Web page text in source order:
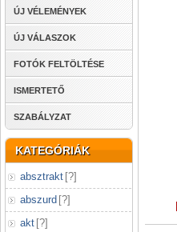
ÚJ VÉLEMÉNYEK
ÚJ VÁLASZOK
FOTÓK FELTÖLTÉSE
ISMERTETŐ
SZABÁLYZAT
KATEGÓRIÁK
absztrakt [?]
abszurd [?]
akt [?]